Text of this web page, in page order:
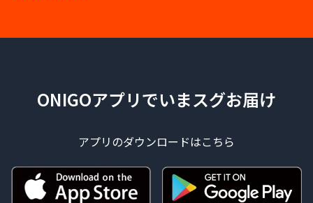
ONIGOアプリでいまスグお届け
アプリのダウンロードはこちら